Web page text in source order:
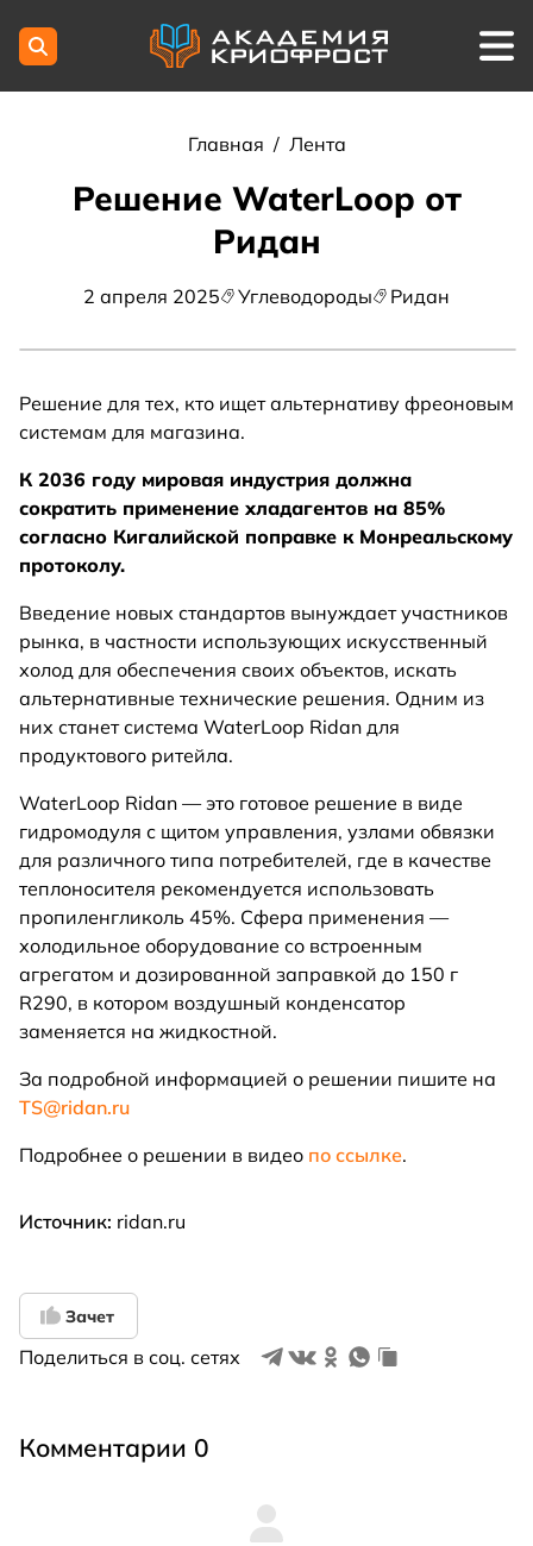
Главная / Лента
Решение WaterLoop от
Ридан
2 апреля 2025 Углеводороды Ридан
Решение для тех, кто ищет альтернативу фреоновым
системам для магазина.
К 2036 году мировая индустрия должна
сократить применение хладагентов на 85%
согласно Кигалийской поправке к Монреальскому
протоколу.
Введение новых стандартов вынуждает участников
рынка, в частности использующих искусственный
холод для обеспечения своих объектов, искать
альтернативные технические решения. Одним из
них станет система WaterLoop Ridan для
продуктового ритейла.
WaterLoop Ridan — это готовое решение в виде
гидромодуля с щитом управления, узлами обвязки
для различного типа потребителей, где в качестве
теплоносителя рекомендуется использовать
пропиленгликоль 45%. Сфера применения —
холодильное оборудование со встроенным
агрегатом и дозированной заправкой до 150 г
R290, в котором воздушный конденсатор
заменяется на жидкостной.
За подробной информацией о решении пишите на
TS@ridan.ru
Подробнее о решении в видео по ссылке.
Источник: ridan.ru
Зачет
Поделиться в соц. сетях
Комментарии 0